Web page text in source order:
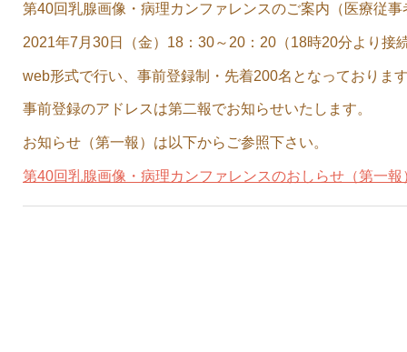
第40回乳腺画像・病理カンファレンスのご案内（医療従事
2021年7月30日（金）18：30～20：20（18時20分より接
web形式で行い、事前登録制・先着200名となっておりま
事前登録のアドレスは第二報でお知らせいたします。
お知らせ（第一報）は以下からご参照下さい。
第40回乳腺画像・病理カンファレンスのおしらせ（第一報